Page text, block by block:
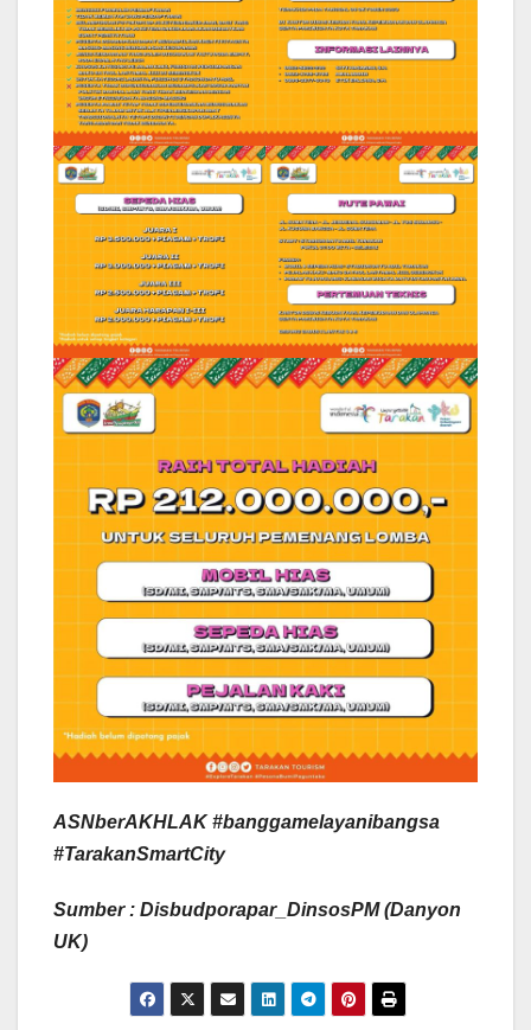
ASNberAKHLAK #banggamelayanibangsa
#TarakanSmartCity
Sumber : Disbudporapar_DinsosPM (Danyon
UK)